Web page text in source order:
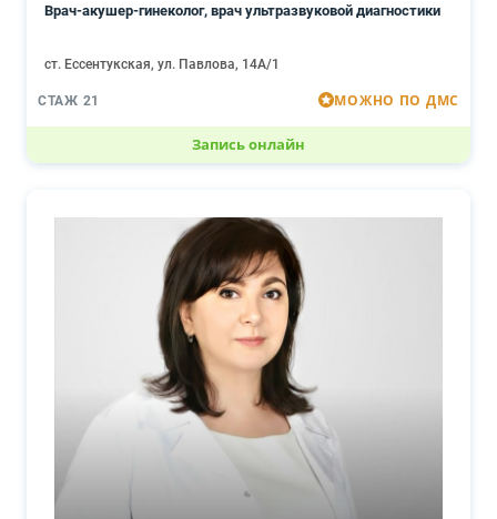
Врач-акушер-гинеколог, врач ультразвуковой диагностики
ст. Ессентукская, ул. Павлова, 14А/1
СТАЖ 21 МОЖНО ПО ДМС
Запись онлайн